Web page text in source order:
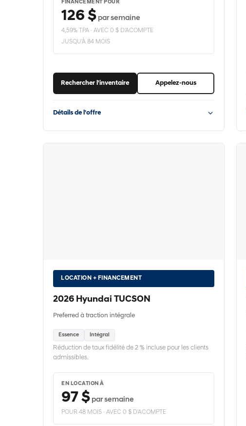
FINANCEMENT POUR
126 $ par semaine
4,59% TPA · AVEC 0 $ D'ACOMPTE
JUSQU'À 84 MOIS
Rechercher l'inventaire Appelez-nous
Détails de l'offre
LOCATION + FINANCEMENT
2026 Hyundai TUCSON
Preferred à traction intégrale
Essence Intégral
Réduction de taux fidélité de 2 % incluse pour les clients
admissibles.
EN LOCATION À
97 $ par semaine
POUR 48 MOIS · AVEC 0 $ D'ACOMPTE